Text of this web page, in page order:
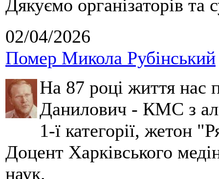
Дякуємо організаторів та
02/04/2026
Помер Микола Рубінський
На 87 році життя нас
Данилович - КМС з
1-ї категорії, жетон
Доцент Харківського
наук.